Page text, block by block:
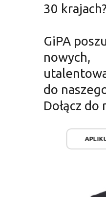
30 krajach?
GiPA
nowych,
do
Dołącz do